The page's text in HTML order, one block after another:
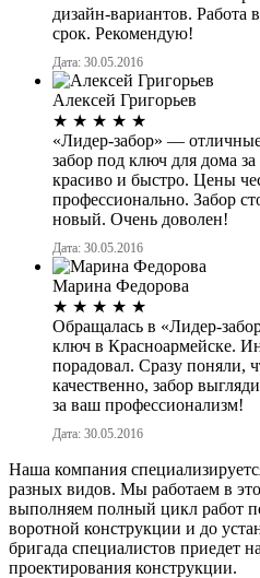
дизайн-вариантов. Работа
срок. Рекомендую!
Дата: 30.05.2016
Алексей Григорьев
★ ★ ★ ★ ★
«Лидер-забор» —
забор под ключ для дома
красиво и быстро. Цены
профессионально. Забор
новый. Очень доволен!
Дата: 30.05.2016
Марина Федорова
★ ★ ★ ★ ★
Обращалась в «Лидер-
ключ в Красноармейске.
порадовал. Сразу поняли,
качественно, забор
за ваш профессионализм!
Дата: 30.05.2016
Наша компания
разных видов. Мы работаем в
выполняем полный цикл работ
воротной конструкции и до
бригада специалистов приедет
проектирования конструкции.